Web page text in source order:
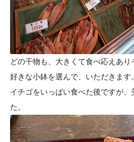
どの干物も、大きくて食べ応えあり
好きな小鉢を選んで、いただきます。
イチゴをいっぱい食べた後ですが、
た。